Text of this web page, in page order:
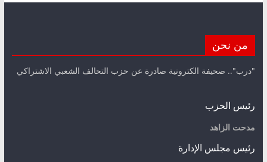
من نحن
"درب".. صحيفة الكترونية صادرة عن حزب التحالف الشعبي الاشتراكي
رئيس الحزب
مدحت الزاهد
رئيس مجلس الإدارة